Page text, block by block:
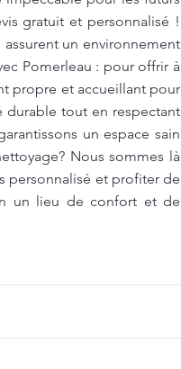
gratuit et personnalisé !
un environnement
Pomerleau : pour offrir à
propre et accueillant pour
durable tout en respectant
un espace sain
Nous sommes là
personnalisé et profiter de
un lieu de confort et de